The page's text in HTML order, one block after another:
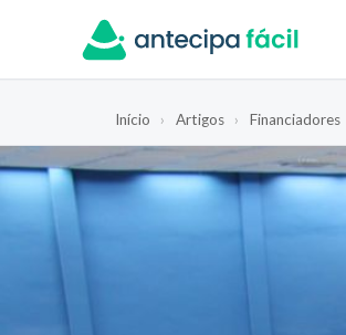
Início › Artigos › Financiadores